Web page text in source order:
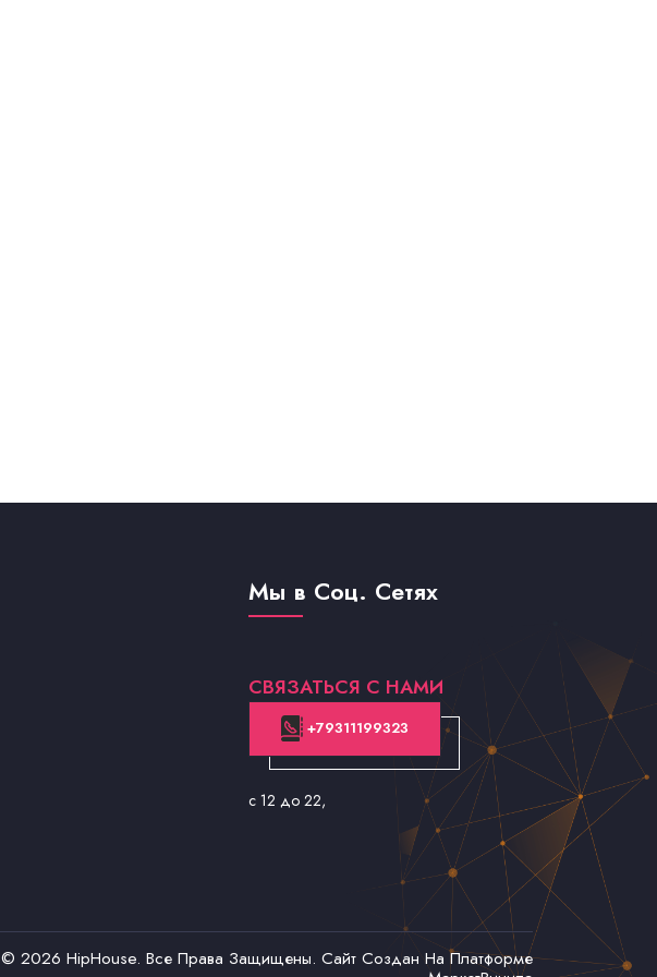
Мы в Соц. Сетях
СВЯЗАТЬСЯ С НАМИ
+79311199323
с 12 до 22,
© 2026 HipHouse. Все Права Защищены. Сайт Создан На Платформе